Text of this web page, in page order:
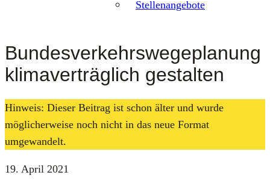
Stellenangebote
Bundesverkehrswegeplanung
klimaverträglich gestalten
Hinweis: Dieser Beitrag ist schon älter und wurde
möglicherweise noch nicht in das neue Format
umgewandelt.
19. April 2021